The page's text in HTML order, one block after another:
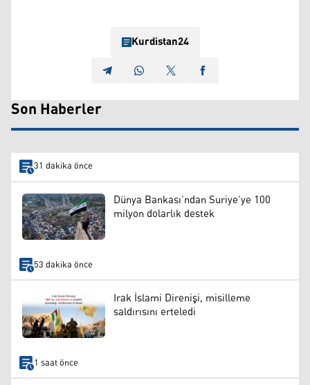
Kurdistan24
Son Haberler
31 dakika önce
Dünya Bankası’ndan Suriye’ye 100
milyon dolarlık destek
53 dakika önce
Irak İslami Direnişi, misilleme
saldırısını erteledi
1 saat önce